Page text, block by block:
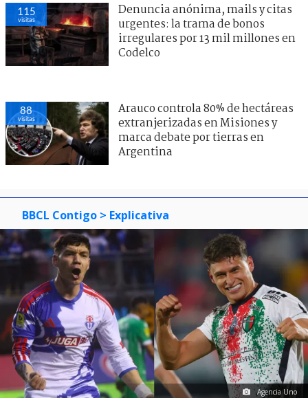
115
visitas
Denuncia anónima, mails y citas
urgentes: la trama de bonos
irregulares por 13 mil millones en
Codelco
88
visitas
Arauco controla 80% de hectáreas
extranjerizadas en Misiones y
marca debate por tierras en
Argentina
BBCL Contigo > Explicativa
Agencia Uno